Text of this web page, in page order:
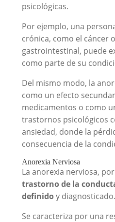
psicológicas.
Por ejemplo, una
crónica, como el cáncer
gastrointestinal, puede
como parte de su
Del mismo modo, la
como un efecto
medicamentos o como
trastornos psicológicos
ansiedad, donde la
consecuencia de la
Anorexia Nerviosa
La anorexia nerviosa,
trastorno de la
definidoy diagnosticado.
Se caracteriza por una